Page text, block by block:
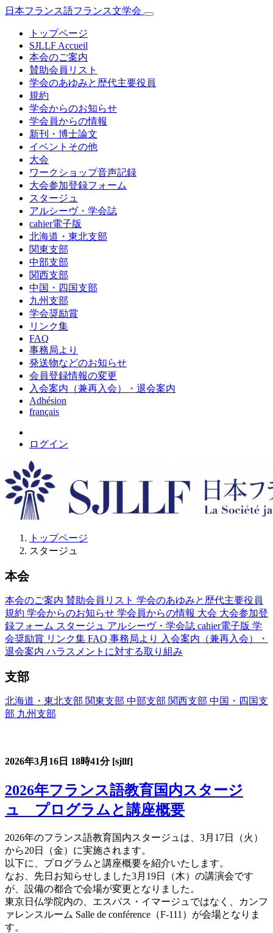
日本フランス語フランス文学会
トップページ
SJLLF Accueil
本会のご案内
賛助会員リスト
学会のあゆみと歴代主要役員
規約
学会からのお知らせ
学会員からの情報
新刊・博士論文
イベントその他
大会
ワークショップ音声記録
大会参加登録フォーム
スタージュ
アルシーヴ・学会誌
cahier電子版
北海道・東北支部
関東支部
中部支部
関西支部
中国・四国支部
九州支部
学会奨励賞
リンク集
FAQ
事務局より
発送物などのお知らせ
会員登録情報の変更
入会案内（兼再入会）・退会案内
Adhésion
français
ログイン
トップページ
スタージュ
本会
本会のご案内 賛助会員リスト 学会のあゆみと歴代主要役員
規約 学会からのお知らせ 学会員からの情報 大会 大会参加登
録フォーム スタージュ アルシーヴ・学会誌 cahier電子版 学
会奨励賞 リンク集 FAQ 事務局より
入会案内（兼再入会）・
退会案内 ハラスメントに対する取り組み
支部
北海道・東北支部 関東支部 中部支部 関西支部 中国・四国支
部 九州支部
2026年3月16日 18時41分 [sjllf]
2026年フランス語教育国内スタージ
ュ プログラムと講座概要
2026年のフランス語教育国内スタージュは、3月17日（火）
から20日（金）に実施されます。
以下に、プログラムと講座概要を紹介いたします。
なお、先日お知らせしました3月19日（木）の講演会です
が、設備の都合で会場が変更となりました。
東京日仏学院内の、エスパス・イマージュではなく、カンフ
ァレンスルーム Salle de conférence（F-111）が会場となりま
す。